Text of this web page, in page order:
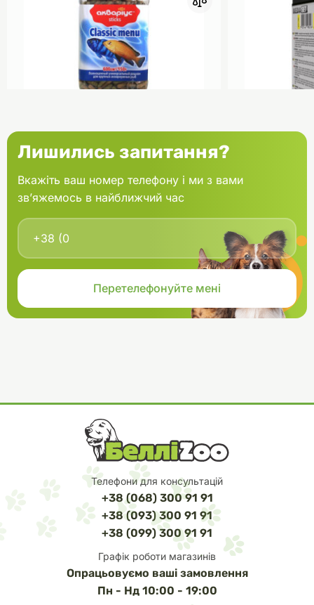
банка 150 г
В кошик
Aquael
Лишились запитання?
Вкажіть ваш номер телефону і ми з вами
зв’яжемось в найближчий час
Телефони для консультацій
+38 (068) 300 91 91
+38 (093) 300 91 91
+38 (099) 300 91 91
Графік роботи магазинів
Опрацьовуємо ваші замовлення
Пн - Нд 10:00 - 19:00